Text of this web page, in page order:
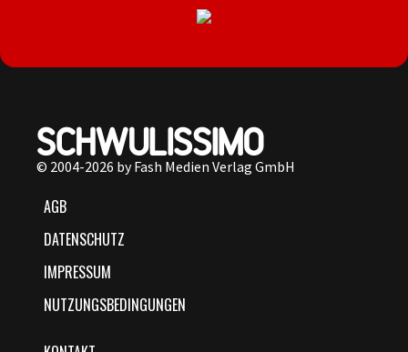
© 2004-2026 by Fash Medien Verlag GmbH
AGB
DATENSCHUTZ
IMPRESSUM
NUTZUNGSBEDINGUNGEN